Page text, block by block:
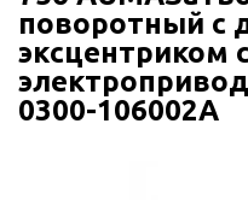
поворотный с
эксцентриком с
0300-106002A